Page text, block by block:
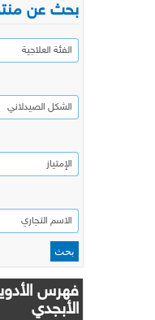
بحث عن
فهرس
الأبجدي